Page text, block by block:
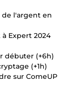
de l'argent en
Expert 2024
débuter (+6h)
(+1h)
sur ComeUP